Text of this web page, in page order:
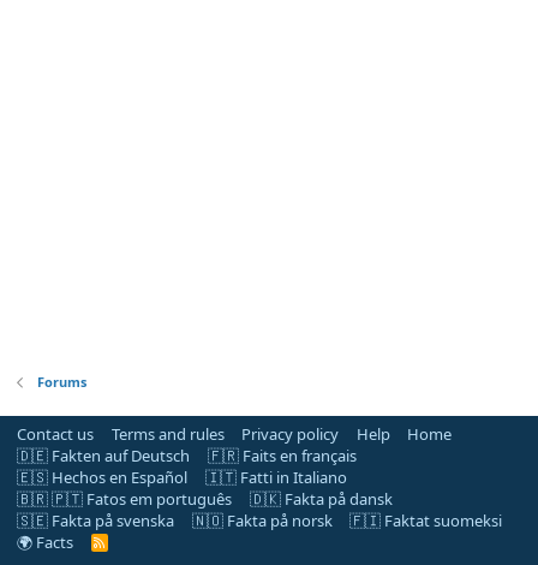
Forums
Contact us Terms and rules Privacy policy Help
Home
🇩🇪 Fakten auf Deutsch
🇫🇷 Faits en français
🇪🇸 Hechos en Español
🇮🇹 Fatti in Italiano
🇧🇷 🇵🇹 Fatos em português
🇩🇰 Fakta på dansk
🇸🇪 Fakta på svenska
🇳🇴 Fakta på norsk
🇫🇮 Faktat suomeksi
🌍 Facts
R